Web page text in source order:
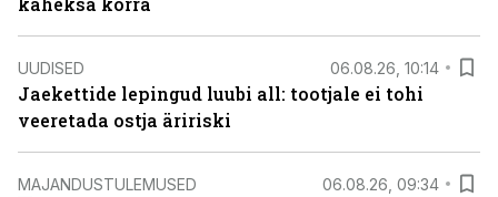
UUDISED 06.08.26, 10:14
Jaekettide lepingud luubi all: tootjale ei tohi
veeretada ostja äririski
MAJANDUSTULEMUSED 06.08.26, 09:34